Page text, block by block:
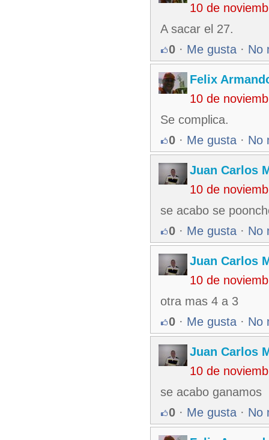
10 de
A sacar el 27.
0 · Me gusta · No
Felix
10 de
Se complica.
0 · Me gusta · No
Juan Carlos
10 de
se acabo se
0 · Me gusta · No
Juan Carlos
10 de
otra mas 4 a 3
0 · Me gusta · No
Juan Carlos
10 de
se acabo ganamos
0 · Me gusta · No